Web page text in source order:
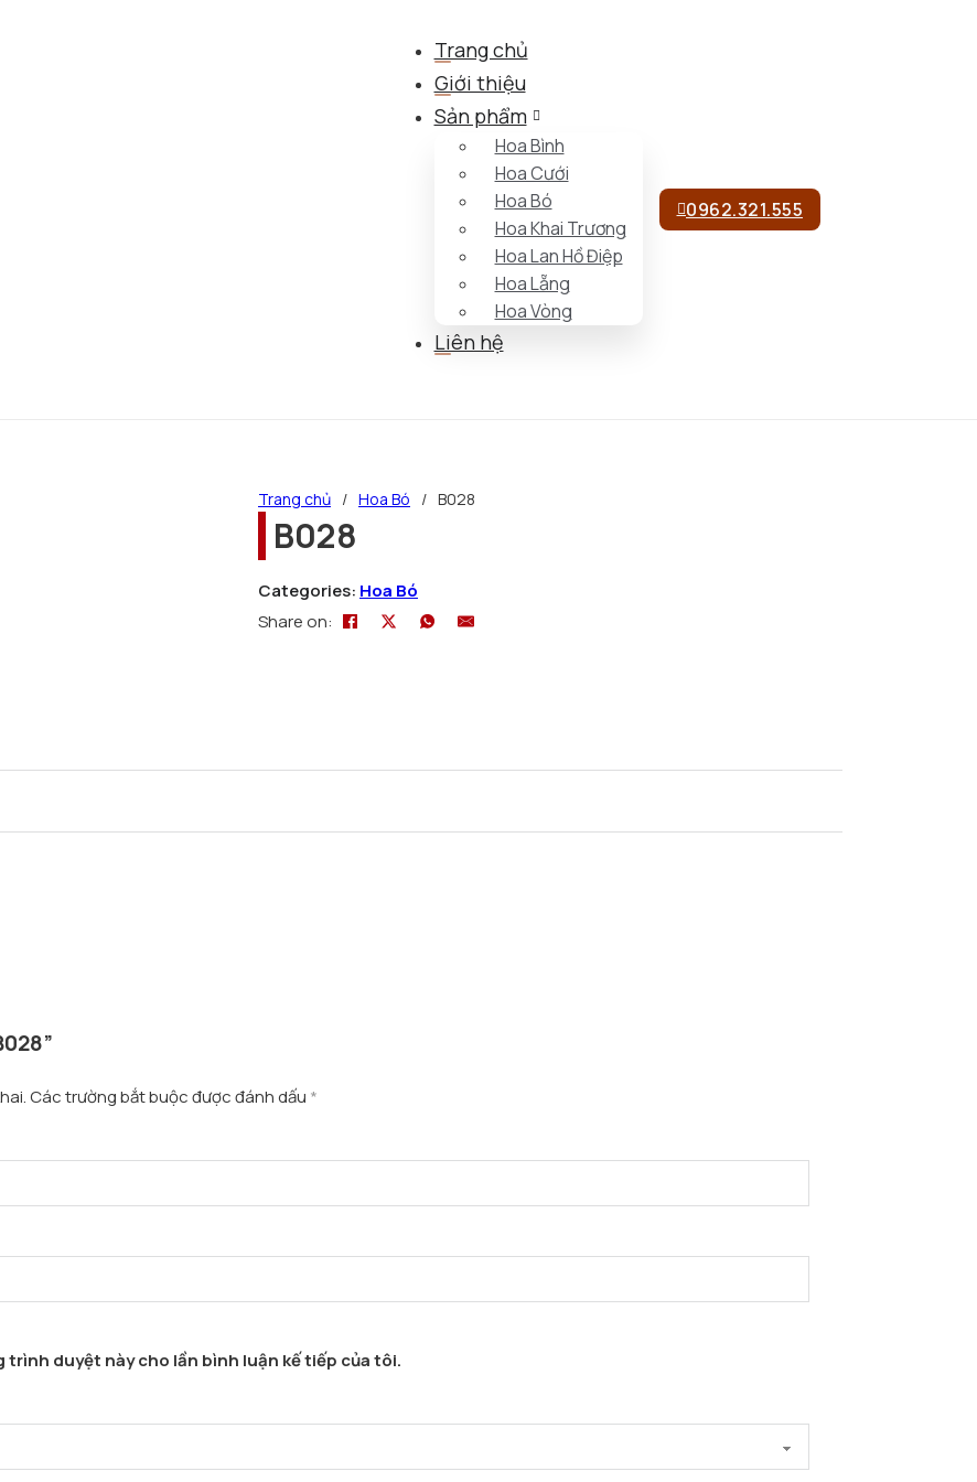
Trang chủ
Giới thiệu
Sản phẩm
Hoa Bình
Hoa Cưới
Hoa Bó
Hoa Khai Trương
Hoa Lan Hồ Điệp
Hoa Lẵng
Hoa Vòng
Liên hệ
0962.321.555
Trang chủ / Hoa Bó / B028
B028
Categories: Hoa Bó
Share on:
Các trường bắt buộc được đánh dấu *
duyệt này cho lần bình luận kế tiếp của tôi.